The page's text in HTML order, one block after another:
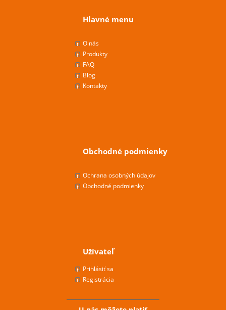
Hlavné menu
O nás
Produkty
FAQ
Blog
Kontakty
Obchodné podmienky
Ochrana osobných údajov
Obchodné podmienky
Užívateľ
Prihlásiť sa
Registrácia